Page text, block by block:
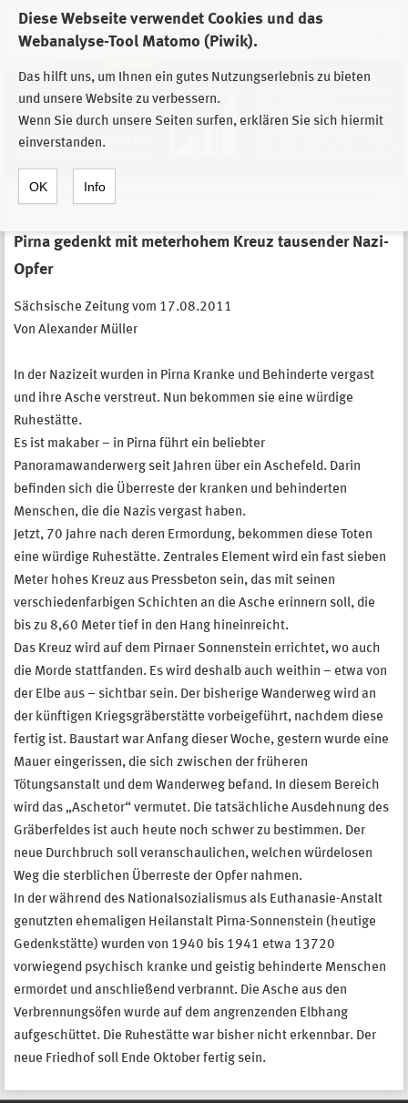
Diese Webseite verwendet Cookies und das
Webanalyse-Tool Matomo (Piwik).
Das hilft uns, um Ihnen ein gutes Nutzungserlebnis zu bieten
und unsere Website zu verbessern.
Wenn Sie durch unsere Seiten surfen, erklären Sie sich hiermit
einverstanden.
OK Info
Zur Auswahl der Einrichtungen der
Stiftung Sächsische Gedenkstätten
Pirna gedenkt mit meterhohem Kreuz tausender Nazi-
Opfer
Sächsische Zeitung vom 17.08.2011
Von Alexander Müller
In der Nazizeit wurden in Pirna Kranke und Behinderte vergast
und ihre Asche verstreut. Nun bekommen sie eine würdige
Ruhestätte.
Es ist makaber – in Pirna führt ein beliebter
Panoramawanderwerg seit Jahren über ein Aschefeld. Darin
befinden sich die Überreste der kranken und behinderten
Menschen, die die Nazis vergast haben.
Jetzt, 70 Jahre nach deren Ermordung, bekommen diese Toten
eine würdige Ruhestätte. Zentrales Element wird ein fast sieben
Meter hohes Kreuz aus Pressbeton sein, das mit seinen
verschiedenfarbigen Schichten an die Asche erinnern soll, die
bis zu 8,60 Meter tief in den Hang hineinreicht.
Das Kreuz wird auf dem Pirnaer Sonnenstein errichtet, wo auch
die Morde stattfanden. Es wird deshalb auch weithin – etwa von
der Elbe aus – sichtbar sein. Der bisherige Wanderweg wird an
der künftigen Kriegsgräberstätte vorbeigeführt, nachdem diese
fertig ist. Baustart war Anfang dieser Woche, gestern wurde eine
Mauer eingerissen, die sich zwischen der früheren
Tötungsanstalt und dem Wanderweg befand. In diesem Bereich
wird das „Aschetor“ vermutet. Die tatsächliche Ausdehnung des
Gräberfeldes ist auch heute noch schwer zu bestimmen. Der
neue Durchbruch soll veranschaulichen, welchen würdelosen
Weg die sterblichen Überreste der Opfer nahmen.
In der während des Nationalsozialismus als Euthanasie-Anstalt
genutzten ehemaligen Heilanstalt Pirna-Sonnenstein (heutige
Gedenkstätte) wurden von 1940 bis 1941 etwa 13720
vorwiegend psychisch kranke und geistig behinderte Menschen
ermordet und anschließend verbrannt. Die Asche aus den
Verbrennungsöfen wurde auf dem angrenzenden Elbhang
aufgeschüttet. Die Ruhestätte war bisher nicht erkennbar. Der
neue Friedhof soll Ende Oktober fertig sein.